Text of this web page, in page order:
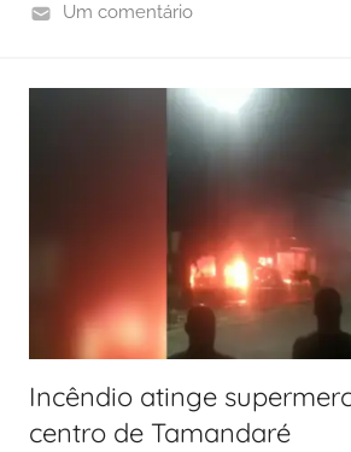
Um comentário
Incêndio atinge
centro de Tamandaré